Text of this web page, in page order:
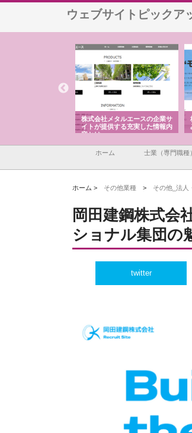
ウェブサイトピックア
株式会社メタルエースの企業サ
イトが提供する充実した情報内
容とは
ホーム 士業（専門職種）
ホーム > その他業種 > その他_法人
岡田建鋼株式会
ショナル集団の
twitter